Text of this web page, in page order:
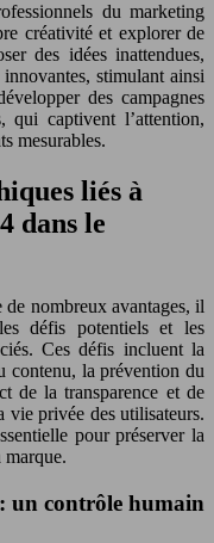
du marketing
créativité et explorer de
des idées inattendues,
stimulant ainsi
des campagnes
qui captivent l’attention,
mesurables.
liés à
dans le
nombreux avantages, il
défis potentiels et les
Ces défis incluent la
contenu, la prévention du
de la transparence et de
vie privée des utilisateurs.
pour préserver la
marque.
un contrôle humain